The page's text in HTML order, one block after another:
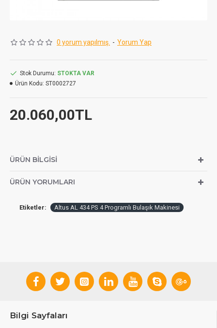
0 yorum yapılmış. - Yorum Yap
20.060,00TL
Stok Durumu: STOKTA VAR
Ürün Kodu: ST0002727
ÜRÜN BILGISI
ÜRÜN YORUMLARI
Etiketler: Altus AL 434 PS 4 Programlı Bulaşık Makinesi
Bilgi Sayfaları